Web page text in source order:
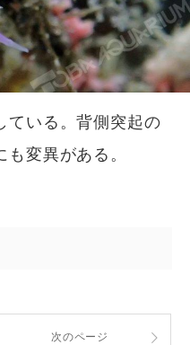
ている。背側突起の
変異がある。
次のページ